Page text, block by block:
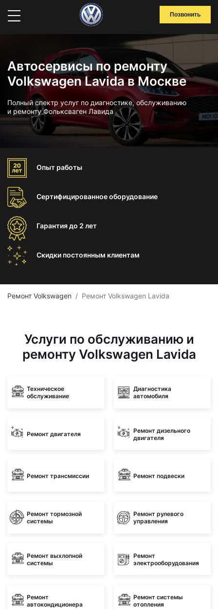
Позвонить
Автосервисы по ремонту
Volkswagen Lavida в Москве
Полный спектр услуг по диагностике, обслуживанию
и ремонту Фольксваген Лавида
Опыт работы
Сертифицированноеоборудование
Гарантиядо 2 лет
Скидки постоянным клиентам
Ремонт Volkswagen Ремонт Volkswagen Lavida
Услуги по обслуживанию и
ремонту Volkswagen Lavida
Техническое
обслуживание
Диагностика
автомобиля
Ремонт двигателя
Ремонт дизельного
двигателя
Ремонт трансмиссии Ремонт подвески
Ремонт тормозной
системы
Ремонт рулевого
управления
Ремонт выхлопной
системы
Ремонт
электрооборудования
Ремонт
автокондиционера
Ремонт системы
отопления